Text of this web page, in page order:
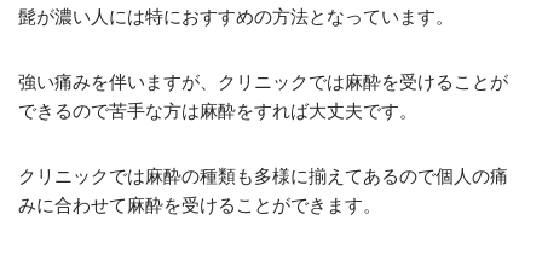
髭が濃い人には特におすすめの方法となっています。
強い痛みを伴いますが、クリニックでは麻酔を受けることが
できるので苦手な方は麻酔をすれば大丈夫です。
クリニックでは麻酔の種類も多様に揃えてあるので個人の痛
みに合わせて麻酔を受けることができます。